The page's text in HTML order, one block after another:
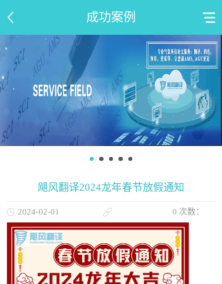
成功案例
飓风翻译2024龙年春节放假通知
2024-02-01 0 次数：